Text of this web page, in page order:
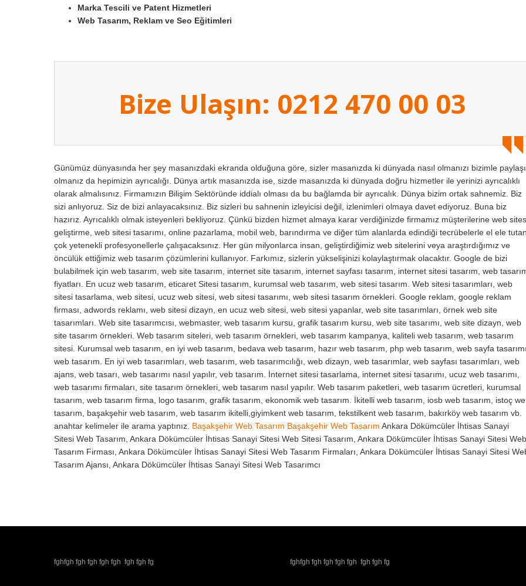
Marka Tescili ve Patent Hizmetleri
Web Tasarım, Reklam ve Seo Eğitimleri
Bize Ulaşın: 0212 470 00 03
Günümüz dünyasında her şey masanızdaki ekranda olduğuna göre, sizler masanızda ki dünyada nasıl olmanızı bizimle
olmanız da hepimizin ayrıcalığı. Dünya artık masanızda ise, sizde masanızda ki dünyada doğru hizmetler ile yerinizi ayrıcalıklı
olarak almalısınız. Firmamızın Bilişim Sektöründe iddialı olması da bu bağlamda bir ayrıcalık. Dünya bizim ortak sahnemiz. Biz
sizi anlıyoruz. Siz de bizi anlayacaksınız. Biz sizleri bu sahnenin izleyicisi değil, izlenimleri olmaya davet ediyoruz. Buna biz
hazırız. Ayrıcalıklı olmak isteyenleri bekliyoruz. Çünkü bizden hizmet almaya karar verdiğinizde firmamız müşterilerine web
geliştirme, web sitesi tasarımı, online pazarlama, mobil web, barındırma ve diğer tüm alanlarda edindiği tecrübelerle el ele
çok yetenekli profesyonellerle çalışacaksınız. Her gün milyonlarca insan, geliştirdiğimiz web sitelerini veya araştırdığımız ve
öncülük ettiğimiz web tasarım çözümlerini kullanıyor. Farkımız, sizlerin yükselişinizi kolaylaştırmak olacaktır. Google de bizi
bulabilmek için web tasarım, web site tasarım, internet site tasarım, internet sayfası tasarım, internet sitesi tasarım, web
fiyatları. En ucuz web tasarım, eticaret Sitesi tasarım, kurumsal web tasarım, web sitesi tasarım. Web sitesi tasarımları, web
sitesi tasarlama, web sitesi, ucuz web sitesi, web sitesi tasarımı, web sitesi tasarım örnekleri. Google reklam, google reklam
firması, adwords reklamı, web sitesi dizayn, en ucuz web sitesi, web sitesi yapanlar, web site tasarımları, örnek web site
tasarımları. Web site tasarımcısı, webmaster, web tasarım kursu, grafik tasarım kursu, web site tasarımı, web site dizayn, web
site tasarım örnekleri. Web tasarım siteleri, web tasarım örnekleri, web tasarım kampanya, kaliteli web tasarım, web tasarım
sitesi. Kurumsal web tasarım, en iyi web tasarım, bedava web tasarım, hazır web tasarım, php web tasarım, web sayfa
web tasarım. En iyi web tasarımları, web tasarım, web tasarımcılığı, web dizayn, web tasarımlar, web sayfası tasarımları, web
ajans, web tasarı, web tasarımı nasıl yapılır, veb tasarım. İnternet sitesi tasarlama, internet sitesi tasarımı, ucuz web tasarımı,
web tasarımı firmaları, site tasarım örnekleri, web tasarım nasıl yapılır. Web tasarım paketleri, web tasarım ücretleri, kurumsal
tasarım, web tasarım firma, logo tasarım, grafik tasarım, ekonomik web tasarım. İkitelli web tasarım, iosb web tasarım, istoç
tasarım, başakşehir web tasarım, web tasarım ikitelli,giyimkent web tasarım, tekstilkent web tasarım, bakırköy web tasarım vb.
anahtar kelimeler ile arama yaptınız. Başakşehir Web Tasarım Başakşehir Web Tasarım Ankara Dökümcüler İhtisas Sanayi
Sitesi Web Tasarım, Ankara Dökümcüler İhtisas Sanayi Sitesi Web Sitesi Tasarım, Ankara Dökümcüler İhtisas Sanayi Sitesi Web
Tasarım Firması, Ankara Dökümcüler İhtisas Sanayi Sitesi Web Tasarım Firmaları, Ankara Dökümcüler İhtisas Sanayi Sitesi
Tasarım Ajansı, Ankara Dökümcüler İhtisas Sanayi Sitesi Web Tasarımcı
fghfgh fgh fgh fgh fgh fgh fgh fg fghfgh fgh fgh fgh fgh fgh fgh fg